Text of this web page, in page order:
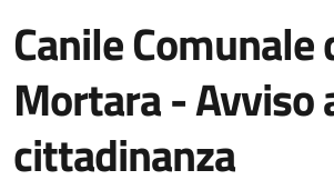
Canile Comunale
Mortara - Avviso
cittadinanza